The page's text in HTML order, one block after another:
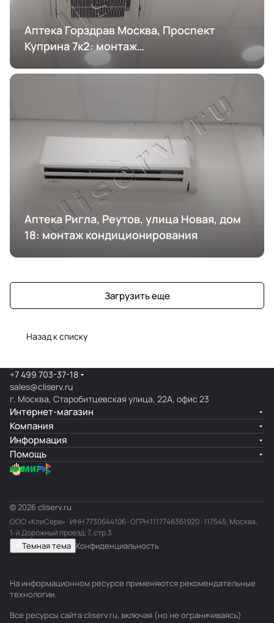
Аптека Горздрав Москва, Проспект
Куприна 7к2: монтаж
кондиционирования
Аптека Ригла, Реутов, улица Новая, дом
18: монтаж кондиционирования
Загрузить еще
Назад к списку
+7 499 703-37-18
sales@cliserv.ru
г. Москва, Старобитцевская улица, 22А, офис 23
Интернет-магазин
Компания
Информация
Помощь
© 2026 cliserv.ru
ООО «КлиСерв» · ИНН7730644106· ОГРН 1117746361920 · 117545, Москва,
1-й Дорожный проезд, 7, стр.3
Темная тема Конфиденциальность
На информационном ресурсе применяются рекомендательные
технологии.
Все ресурсы сайта cliserv.ru, включая (но не ограничиваясь)